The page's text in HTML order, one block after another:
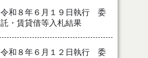
令和８年６月１９日執行 委
託・賃貸借等入札結果
令和８年６月１２日執行 委